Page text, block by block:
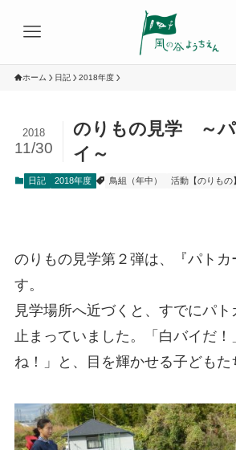
ホーム 日記 2018年度
のりもの見学 ～
イ～
2018
11/30
日記 2018年度 鳥組（年中） 活動【のりもの
のりもの見学第２弾は、『パト
す。
見学場所へ近づくと、すでにパ
止まっていました。「白バイだ
ね！」と、目を輝かせる子どもた